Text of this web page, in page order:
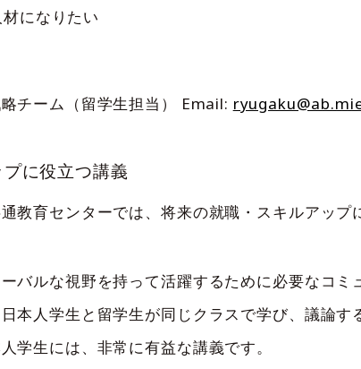
になりたい
チーム（留学生担当） Email:
に役立つ講義
教育センターでは、将来の就職・スキルアッ
バルな視野を持って活躍するために必要なコ
本人学生と留学生が同じクラスで学び、議論
学生には、非常に有益な講義です。